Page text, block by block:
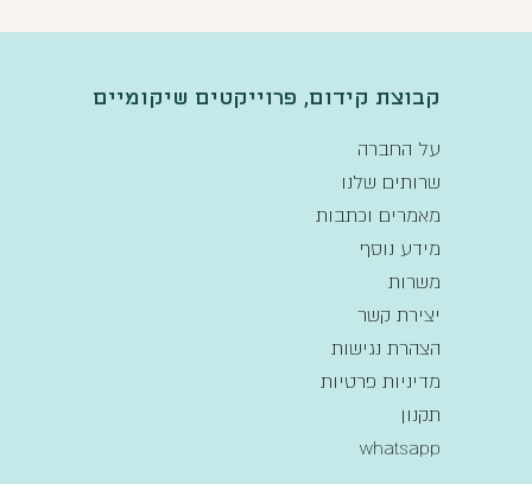
קבוצת קידום, פרוייקטים שיקומיים
על החברה
שרותים שלנו
מאמרים וכתבות
מידע נוסף
משרות
יצירת קשר
הצהרת נגישות
מדיניות פרטיות
תקנון
whatsapp